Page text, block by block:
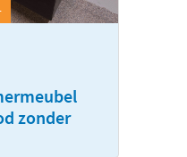
zonder